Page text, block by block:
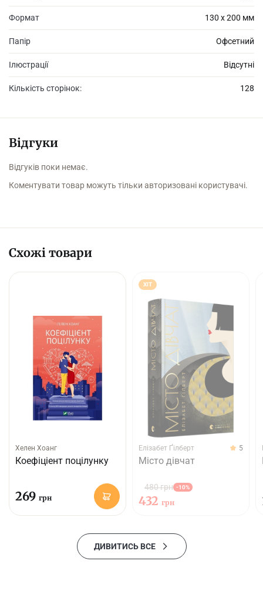
Формат 130 х 200 мм
Папір Офсетний
Ілюстрації Відсутні
Кількість сторінок: 128
Відгуки
Відгуків поки немає.
Коментувати товар можуть тільки авторизовані користувачі.
Схожі товари
Хелен Хоанг
Коефіціент поцілунку
269 грн
ХІТ
Елізабет Ґілберт 5
Місто дівчат
480 грн -10%
432 грн
ДИВИТИСЬ ВСЕ